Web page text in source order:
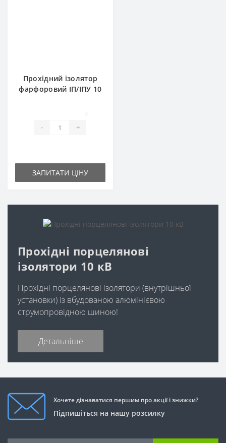
Прохідний ізолятор
фарфоровий ІП/ІПУ 10
- +
ЗАПИТАТИ ЦІНУ
Прохідні порцелянові
ізолятори 10 кВ
Прохідні порцелянові ізолятори (внутрішньої
установки) із вбудованою алюмінієвою
струмопровідною шиною!
Детальніше
Хочете дізнаватися першим про акції і знижки?
Підпишіться на нашу розсилку